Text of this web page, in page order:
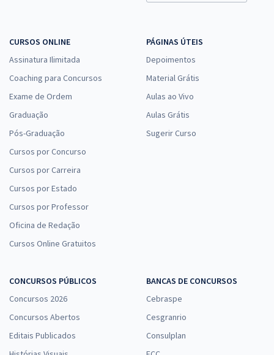
CURSOS ONLINE
Assinatura Ilimitada
Coaching para Concursos
Exame de Ordem
Graduação
Pós-Graduação
Cursos por Concurso
Cursos por Carreira
Cursos por Estado
Cursos por Professor
Oficina de Redação
Cursos Online Gratuitos
PÁGINAS ÚTEIS
Depoimentos
Material Grátis
Aulas ao Vivo
Aulas Grátis
Sugerir Curso
CONCURSOS PÚBLICOS
Concursos 2026
Concursos Abertos
Editais Publicados
BANCAS DE CONCURSOS
Cebraspe
Cesgranrio
Consulplan